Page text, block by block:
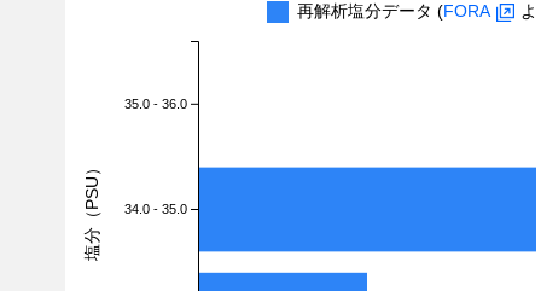
再解析塩分データ (FORA
35.0 - 36.0
34.0 - 35.0
塩分（PSU）